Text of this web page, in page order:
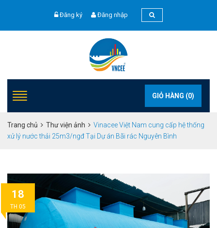
Đăng ký Đăng nhập
GIỎ HÀNG (0)
Trang chủ Thư viện ảnh
Vinacee Việt Nam cung cấp hệ thống
xử lý nước thải 25m3/ngđ Tại Dự án Bãi rác Nguyên Bình
18
TH 05